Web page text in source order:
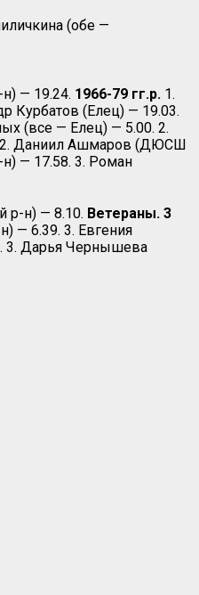
(обе —
— 19.24. 1966-79 гг.р. 1.
Курбатов (Елец) — 19.03.
(все — Елец) — 5.00. 2.
2. Даниил Ашмаров (ДЮСШ
— 17.58. 3. Роман
р-н) — 8.10. Ветераны. 3
— 6.39. 3. Евгения
3. Дарья Чернышева